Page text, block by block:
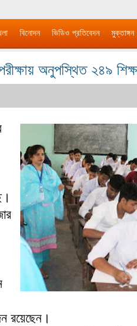
বিনোদন ভিডিও প্রতিবেদন মুক্তাঙ্গন
অনুপস্থিত ২৪৯
রয়েছেন।